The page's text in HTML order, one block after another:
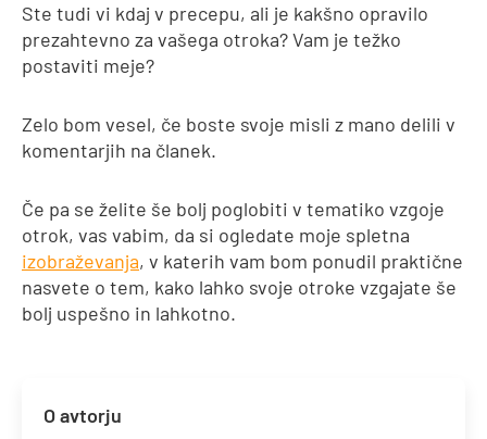
Ste tudi vi kdaj v precepu, ali je kakšno opravilo
prezahtevno za vašega otroka? Vam je težko
postaviti meje?
Zelo bom vesel, če boste svoje misli z mano delili v
komentarjih na članek.
Če pa se želite še bolj poglobiti v tematiko vzgoje
otrok, vas vabim, da si ogledate moje spletna
izobraževanja, v katerih vam bom ponudil praktične
nasvete o tem, kako lahko svoje otroke vzgajate še
bolj uspešno in lahkotno.
O avtorju